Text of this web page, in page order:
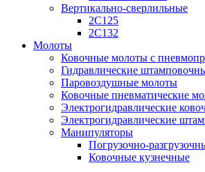
Вертикально-сверлильные
2С125
2С132
Молоты
Ковочные молоты с
Гидравлические
Паровоздушные молоты
Ковочные пневматические
Электрогидравлические
Электрогидравлические
Манипуляторы
Погрузочно-
Ковочные кузнечные